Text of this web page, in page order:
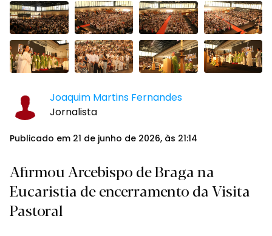
Joaquim Martins Fernandes
Jornalista
Publicado em 21 de junho de 2026, às 21:14
Afirmou Arcebispo de Braga na
Eucaristia de encerramento da Visita
Pastoral